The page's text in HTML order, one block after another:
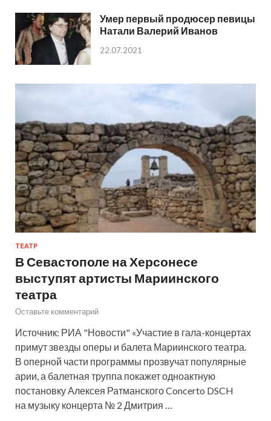
Умер первый продюсер певицы
Натали Валерий Иванов
22.07.2021
ТЕАТР
В Севастополе на Херсонесе
выступят артисты Мариинского
театра
Оставьте комментарий
Источник: РИА "Новости" «Участие в гала-концертах
примут звезды оперы и балета Мариинского театра.
В оперной части программы прозвучат популярные
арии, а балетная труппа покажет одноактную
постановку Алексея Ратманского Concerto DSCH
на музыку концерта № 2 Дмитрия …